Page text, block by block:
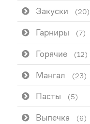
Закуски (20)
Гарниры (7)
Горячие (12)
Мангал (23)
Пасты (5)
Выпечка (6)